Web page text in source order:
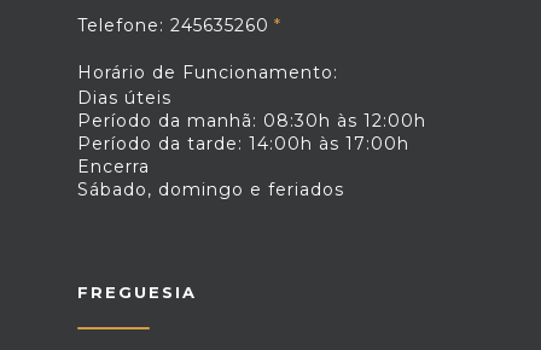
Telefone: 245635260
Horário de Funcionamento:
Dias úteis
Período da manhã: 08:30h às 12:00h
Período da tarde: 14:00h às 17:00h
Encerra
Sábado, domingo e feriados
FREGUESIA